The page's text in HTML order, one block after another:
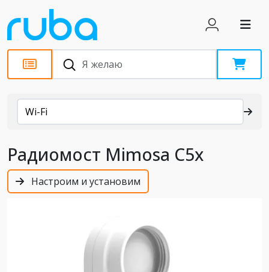
Каталог
Wi-Fi
Радиомост Mimosa C5x
Настроим и установим